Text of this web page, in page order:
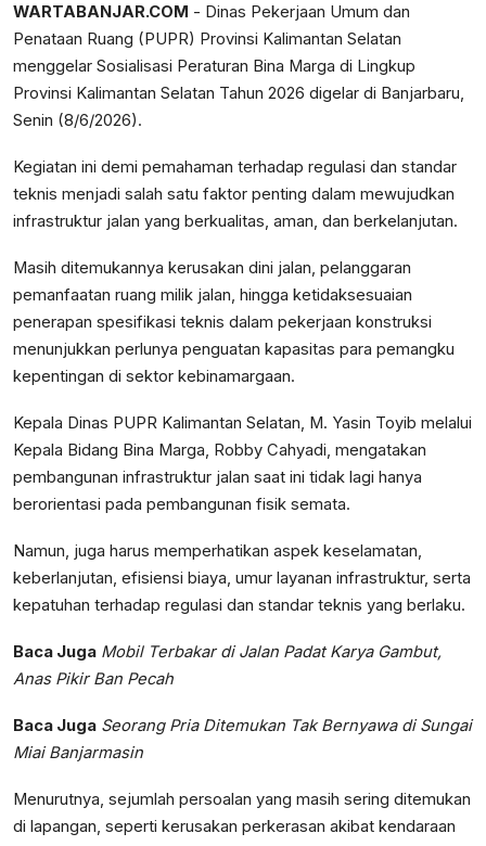
WARTABANJAR.COM - Dinas Pekerjaan Umum dan
Penataan Ruang (PUPR) Provinsi Kalimantan Selatan
menggelar Sosialisasi Peraturan Bina Marga di Lingkup
Provinsi Kalimantan Selatan Tahun 2026 digelar di Banjarbaru,
Senin (8/6/2026).
Kegiatan ini demi pemahaman terhadap regulasi dan standar
teknis menjadi salah satu faktor penting dalam mewujudkan
infrastruktur jalan yang berkualitas, aman, dan berkelanjutan.
Masih ditemukannya kerusakan dini jalan, pelanggaran
pemanfaatan ruang milik jalan, hingga ketidaksesuaian
penerapan spesifikasi teknis dalam pekerjaan konstruksi
menunjukkan perlunya penguatan kapasitas para pemangku
kepentingan di sektor kebinamargaan.
Kepala Dinas PUPR Kalimantan Selatan, M. Yasin Toyib melalui
Kepala Bidang Bina Marga, Robby Cahyadi, mengatakan
pembangunan infrastruktur jalan saat ini tidak lagi hanya
berorientasi pada pembangunan fisik semata.
Namun, juga harus memperhatikan aspek keselamatan,
keberlanjutan, efisiensi biaya, umur layanan infrastruktur, serta
kepatuhan terhadap regulasi dan standar teknis yang berlaku.
Baca Juga Mobil Terbakar di Jalan Padat Karya Gambut,
Anas Pikir Ban Pecah
Baca Juga Seorang Pria Ditemukan Tak Bernyawa di Sungai
Miai Banjarmasin
Menurutnya, sejumlah persoalan yang masih sering ditemukan
di lapangan, seperti kerusakan perkerasan akibat kendaraan